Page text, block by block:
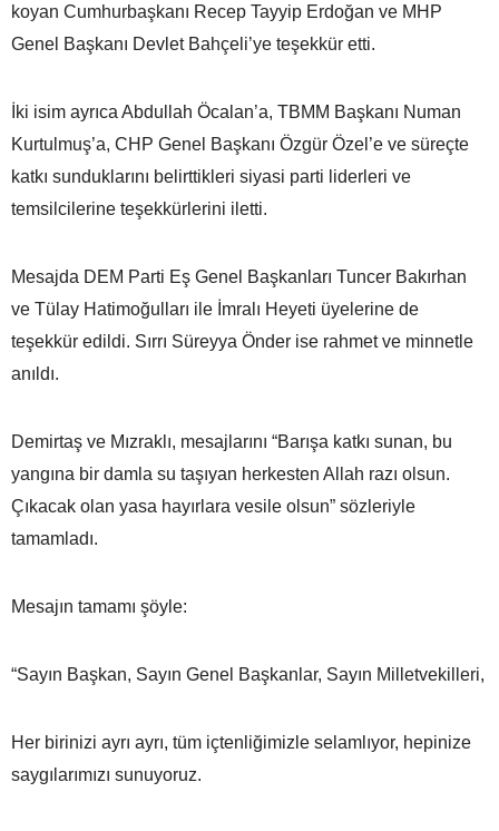
koyan Cumhurbaşkanı Recep Tayyip Erdoğan ve MHP
Genel Başkanı Devlet Bahçeli’ye teşekkür etti.
İki isim ayrıca Abdullah Öcalan’a, TBMM Başkanı Numan
Kurtulmuş’a, CHP Genel Başkanı Özgür Özel’e ve süreçte
katkı sunduklarını belirttikleri siyasi parti liderleri ve
temsilcilerine teşekkürlerini iletti.
Mesajda DEM Parti Eş Genel Başkanları Tuncer Bakırhan
ve Tülay Hatimoğulları ile İmralı Heyeti üyelerine de
teşekkür edildi. Sırrı Süreyya Önder ise rahmet ve minnetle
anıldı.
Demirtaş ve Mızraklı, mesajlarını “Barışa katkı sunan, bu
yangına bir damla su taşıyan herkesten Allah razı olsun.
Çıkacak olan yasa hayırlara vesile olsun” sözleriyle
tamamladı.
Mesajın tamamı şöyle:
“Sayın Başkan, Sayın Genel Başkanlar, Sayın Milletvekilleri,
Her birinizi ayrı ayrı, tüm içtenliğimizle selamlıyor, hepinize
saygılarımızı sunuyoruz.